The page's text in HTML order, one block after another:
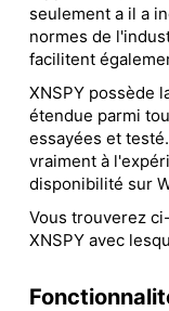
seulement a il a
normes de
facilitent
XNSPY possède
étendue parmi
essayées et
vraiment à
disponibilité sur
Vous trouverez
XNSPY avec